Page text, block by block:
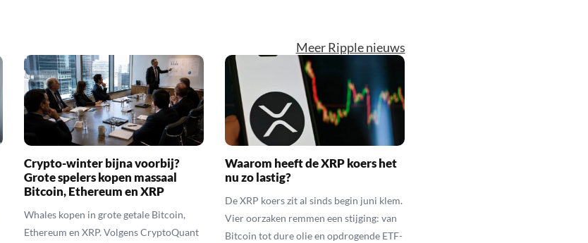
Meer Ripple nieuws
Crypto-winter bijna voorbij?
Grote spelers kopen massaal
Bitcoin, Ethereum en XRP
Whales kopen in grote getale Bitcoin,
Ethereum en XRP. Volgens CryptoQuant
Waarom heeft de XRP koers het
nu zo lastig?
De XRP koers zit al sinds begin juni klem.
Vier oorzaken remmen een stijging: van
Bitcoin tot dure olie en opdrogende ETF-